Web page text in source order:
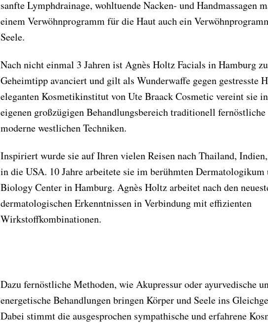
sanfte Lymphdrainage, wohltuende Nacken- und Handmassagen
einem Verwöhnprogramm für die Haut auch ein
Seele.
Nach nicht einmal 3 Jahren ist Agnès Holtz Facials in Hamburg
Geheimtipp avanciert und gilt als Wunderwaffe gegen gestresste
eleganten Kosmetikinstitut von Ute Braack Cosmetic vereint sie
eigenen großzügigen Behandlungsbereich traditionell fernöstliche
moderne westlichen Techniken.
Inspiriert wurde sie auf Ihren vielen Reisen nach Thailand,
in die USA. 10 Jahre arbeitete sie im berühmten Dermatologikum
Biology Center in Hamburg. Agnès Holtz arbeitet nach den
dermatologischen Erkenntnissen in Verbindung mit effizienten
Wirkstoffkombinationen.
Dazu fernöstliche Methoden, wie Akupressur oder ayurvedische
energetische Behandlungen bringen Körper und Seele ins
Dabei stimmt die ausgesprochen sympathische und erfahrene